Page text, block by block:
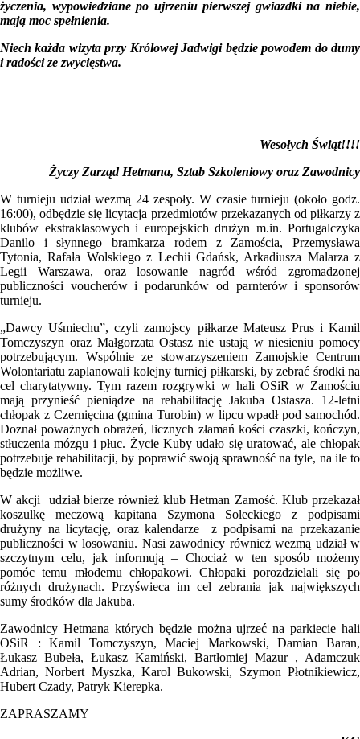
życzenia, wypowiedziane po ujrzeniu pierwszej gwiazdki na niebie,
mają moc spełnienia.
Niech każda wizyta przy Królowej Jadwigi będzie powodem do dumy
i radości ze zwycięstwa.
Wesołych Świąt!!!!
Życzy Zarząd Hetmana, Sztab Szkoleniowy oraz Zawodnicy
W turnieju udział wezmą 24 zespoły. W czasie turnieju (około godz.
16:00), odbędzie się licytacja przedmiotów przekazanych od piłkarzy z
klubów ekstraklasowych i europejskich drużyn m.in. Portugalczyka
Danilo i słynnego bramkarza rodem z Zamościa, Przemysława
Tytonia, Rafała Wolskiego z Lechii Gdańsk, Arkadiusza Malarza z
Legii Warszawa, oraz losowanie nagród wśród zgromadzonej
publiczności voucherów i podarunków od parnterów i sponsorów
turnieju.
„Dawcy Uśmiechu”, czyli zamojscy piłkarze Mateusz Prus i Kamil
Tomczyszyn oraz Małgorzata Ostasz nie ustają w niesieniu pomocy
potrzebującym. Wspólnie ze stowarzyszeniem Zamojskie Centrum
Wolontariatu zaplanowali kolejny turniej piłkarski, by zebrać środki na
cel charytatywny. Tym razem rozgrywki w hali OSiR w Zamościu
mają przynieść pieniądze na rehabilitację Jakuba Ostasza. 12-letni
chłopak z Czernięcina (gmina Turobin) w lipcu wpadł pod samochód.
Doznał poważnych obrażeń, licznych złamań kości czaszki, kończyn,
stłuczenia mózgu i płuc. Życie Kuby udało się uratować, ale chłopak
potrzebuje rehabilitacji, by poprawić swoją sprawność na tyle, na ile to
będzie możliwe.
W akcji udział bierze również klub Hetman Zamość. Klub przekazał
koszulkę meczową kapitana Szymona Soleckiego z podpisami
drużyny na licytację, oraz kalendarze z podpisami na przekazanie
publiczności w losowaniu. Nasi zawodnicy również wezmą udział w
szczytnym celu, jak informują – Chociaż w ten sposób możemy
pomóc temu młodemu chłopakowi. Chłopaki porozdzielali się po
różnych drużynach. Przyświeca im cel zebrania jak największych
sumy środków dla Jakuba.
Zawodnicy Hetmana których będzie można ujrzeć na parkiecie hali
OSiR : Kamil Tomczyszyn, Maciej Markowski, Damian Baran,
Łukasz Bubeła, Łukasz Kamiński, Bartłomiej Mazur , Adamczuk
Adrian, Norbert Myszka, Karol Bukowski, Szymon Płotnikiewicz,
Hubert Czady, Patryk Kierepka.
ZAPRASZAMY